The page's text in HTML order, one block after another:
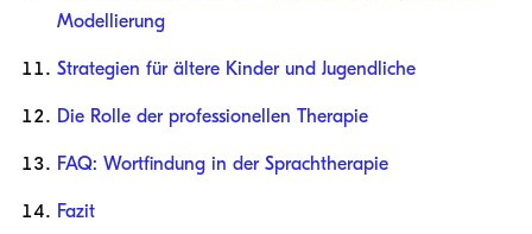
Modellierung
Strategien für ältere Kinder und Jugendliche
Die Rolle der professionellen Therapie
FAQ: Wortfindung in der Sprachtherapie
Fazit